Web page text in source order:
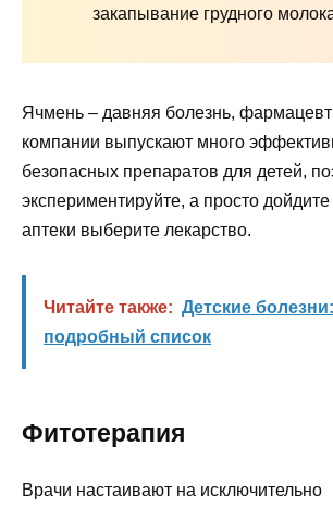
закапывание грудного
Ячмень – давняя болезнь,
компании выпускают много
безопасных препаратов для детей,
экспериментируйте, а просто
аптеки выберите лекарство.
Читайте также: Детские
подробный список
Фитотерапия
Врачи настаивают на исключительно